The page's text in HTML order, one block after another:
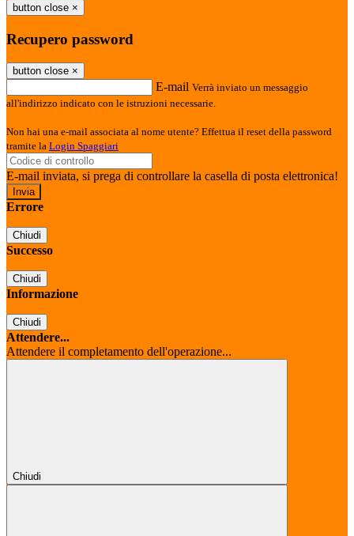
button close ×
Recupero password
button close ×
E-mail Verrà inviato un messaggio
all'indirizzo indicato con le istruzioni necessarie.
Non hai una e-mail associata al nome utente? Effettua il reset della password
tramite la Login Spaggiari
E-mail inviata, si prega di controllare la casella di posta elettronica!
Errore
Chiudi
Successo
Chiudi
Informazione
Chiudi
Attendere...
Attendere il completamento dell'operazione...
Chiudi